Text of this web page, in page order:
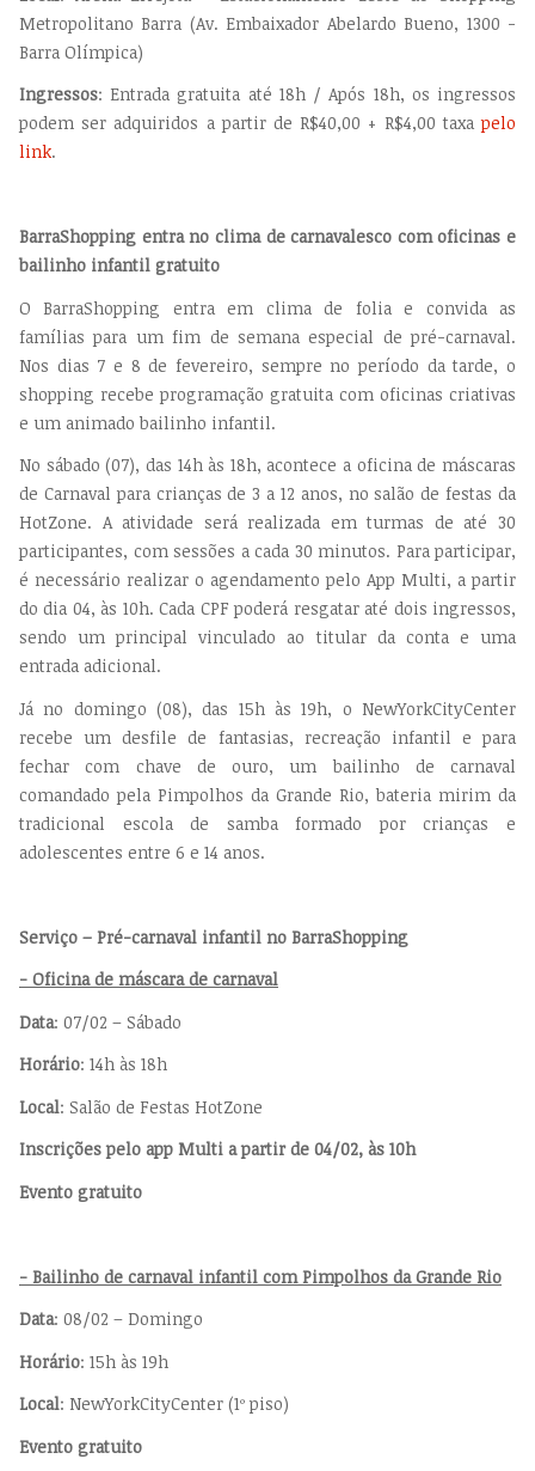
Metropolitano Barra (Av. Embaixador Abelardo Bueno, 1300 -
Barra Olímpica)
Ingressos: Entrada gratuita até 18h / Após 18h, os ingressos
podem ser adquiridos a partir de R$40,00 + R$4,00 taxapelo
link.
BarraShopping entra no clima de carnavalesco com oficinas e
bailinho infantil gratuito
O BarraShopping entra em clima de folia e convida as
famílias para um fim de semana especial de pré-carnaval.
Nos dias 7 e 8 de fevereiro, sempre no período da tarde, o
shopping recebe programação gratuita com oficinas criativas
e um animado bailinho infantil.
No sábado (07), das 14h às 18h, acontece a oficina de máscaras
de Carnaval para crianças de 3 a 12 anos, no salão de festas da
HotZone. A atividade será realizada em turmas de até 30
participantes, com sessões a cada 30 minutos. Para participar,
é necessário realizar o agendamento pelo App Multi, a partir
do dia 04, às 10h. Cada CPF poderá resgatar até dois ingressos,
sendo um principal vinculado ao titular da conta e uma
entrada adicional.
Já no domingo (08), das 15h às 19h, o NewYorkCityCenter
recebe um desfile de fantasias, recreação infantil e para
fechar com chave de ouro, um bailinho de carnaval
comandado pela Pimpolhos da Grande Rio, bateria mirim da
tradicional escola de samba formado por crianças e
adolescentes entre 6 e 14 anos.
Serviço – Pré-carnaval infantil no BarraShopping
- Oficina de máscara de carnaval
Data: 07/02 – Sábado
Horário: 14h às 18h
Local: Salão de Festas HotZone
Inscrições pelo app Multi a partir de 04/02, às 10h
Evento gratuito
- Bailinho de carnaval infantil com Pimpolhos da Grande Rio
Data: 08/02 – Domingo
Horário: 15h às 19h
Local: NewYorkCityCenter (1º piso)
Evento gratuito